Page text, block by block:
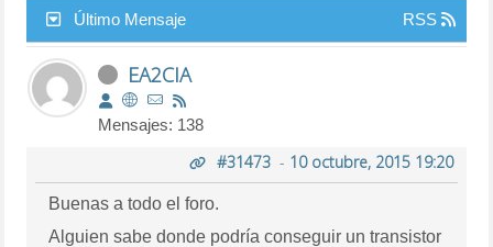
Último Mensaje RSS
EA2CIA
Mensajes: 138
#31473- 10 octubre, 2015 19:20
Buenas a todo el foro.
Alguien sabe donde podría conseguir un transistor